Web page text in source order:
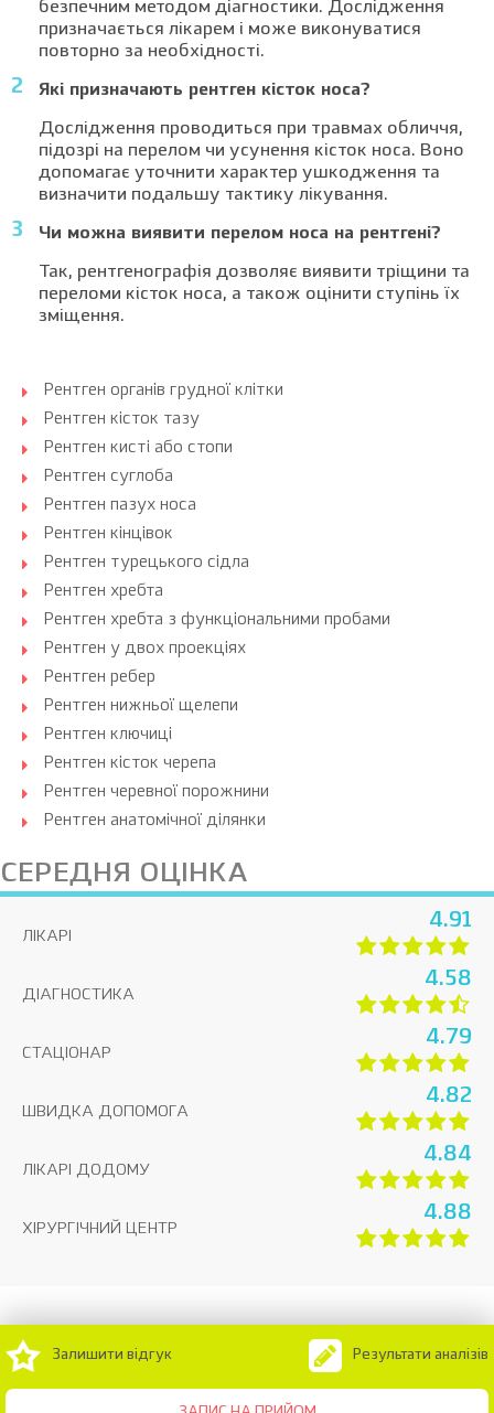
безпечним методом діагностики. Дослідження
призначається лікарем і може виконуватися
повторно за необхідності.
Які призначають рентген кісток носа?
Дослідження проводиться при травмах обличчя,
підозрі на перелом чи усунення кісток носа. Воно
допомагає уточнити характер ушкодження та
визначити подальшу тактику лікування.
Чи можна виявити перелом носа на рентгені?
Так, рентгенографія дозволяє виявити тріщини та
переломи кісток носа, а також оцінити ступінь їх
зміщення.
Рентген органів грудної клітки
Рентген кісток тазу
Рентген кисті або стопи
Рентген суглоба
Рентген пазух носа
Рентген кінцівок
Рентген турецького сідла
Рентген хребта
Рентген хребта з функціональними пробами
Рентген у двох проекціях
Рентген ребер
Рентген нижньої щелепи
Рентген ключиці
Рентген кісток черепа
Рентген черевної порожнини
Рентген анатомічної ділянки
СЕРЕДНЯ ОЦІНКА
ЛІКАРІ
4.91
ДІАГНОСТИКА
4.58
СТАЦІОНАР
4.79
ШВИДКА ДОПОМОГА
4.82
ЛІКАРІ ДОДОМУ
4.84
ХІРУРГІЧНИЙ ЦЕНТР
4.88
Залишити відгук Результати аналізів